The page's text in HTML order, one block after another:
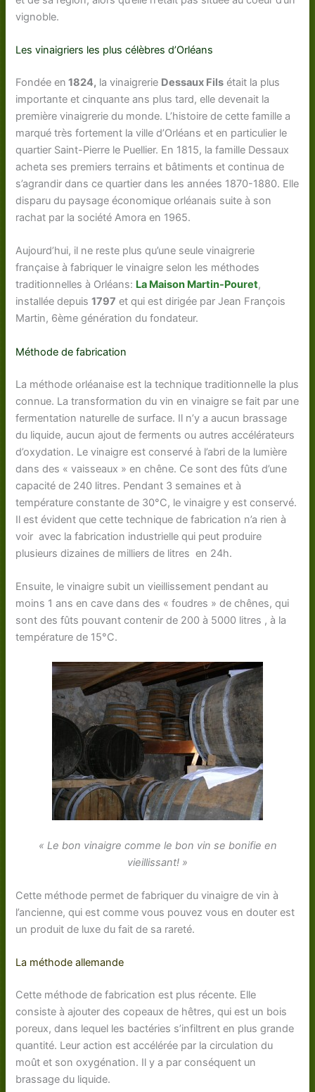
vignoble.
Les vinaigriers les plus célèbres d’Orléans
Fondée en 1824, la vinaigrerie Dessaux Fils était la plus
importante et cinquante ans plus tard, elle devenait la
première vinaigrerie du monde. L’histoire de cette famille a
marqué très fortement la ville d’Orléans et en particulier le
quartier Saint-Pierre le Puellier. En 1815, la famille Dessaux
acheta ses premiers terrains et bâtiments et continua de
s’agrandir dans ce quartier dans les années 1870-1880. Elle
disparu du paysage économique orléanais suite à son
rachat par la société Amora en 1965.
Aujourd’hui, il ne reste plus qu’une seule vinaigrerie
française à fabriquer le vinaigre selon les méthodes
traditionnelles à Orléans: La Maison Martin-Pouret,
installée depuis1797 et qui est dirigée par Jean François
Martin, 6ème génération du fondateur.
Méthode de fabrication
La méthode orléanaise est la technique traditionnelle la plus
connue. La transformation du vin en vinaigre se fait par une
fermentation naturelle de surface. Il n’y a aucun brassage
du liquide, aucun ajout de ferments ou autres accélérateurs
d’oxydation. Le vinaigre est conservé à l’abri de la lumière
dans des « vaisseaux » en chêne. Ce sont des fûts d’une
capacité de 240 litres. Pendant 3 semaines et à
température constante de 30°C, le vinaigre y est conservé.
Il est évident que cette technique de fabrication n’a rien à
voir avec la fabrication industrielle qui peut produire
plusieurs dizaines de milliers de litres en 24h.
Ensuite, le vinaigre subit un vieillissement pendant au
moins 1 ans en cave dans des « foudres » de chênes, qui
sont des fûts pouvant contenir de 200 à 5000 litres , à la
température de 15°C.
« Le bon vinaigre comme le bon vin se bonifie en
vieillissant! »
Cette méthode permet de fabriquer du vinaigre de vin à
l’ancienne, qui est comme vous pouvez vous en douter est
un produit de luxe du fait de sa rareté.
La méthode allemande
Cette méthode de fabrication est plus récente. Elle
consiste à ajouter des copeaux de hêtres, qui est un bois
poreux, dans lequel les bactéries s’infiltrent en plus grande
quantité. Leur action est accélérée par la circulation du
moût et son oxygénation. Il y a par conséquent un
brassage du liquide.